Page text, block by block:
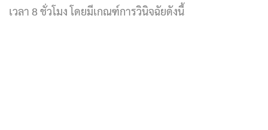
เวลา 8 ชั่วโมง โดยมีเกณฑ์การวินิจฉัยดังนี้